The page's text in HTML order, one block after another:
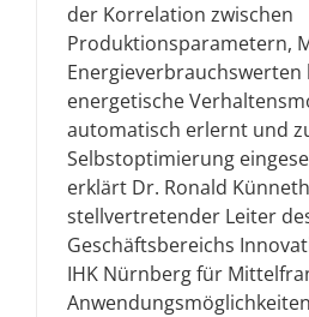
der Korrelation zwischen
Produktionsparametern,
Energieverbrauchswerten
energetische
automatisch erlernt und
Selbstoptimierung
erklärt Dr. Ronald
stellvertretender Leiter
Geschäftsbereichs
IHK Nürnberg für